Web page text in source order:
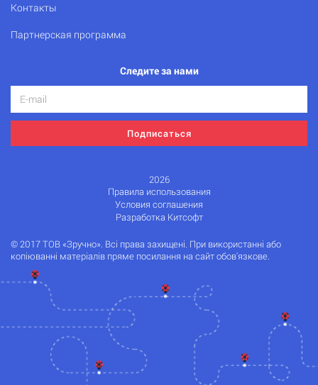
Контакты
Партнерская программа
Следите за нами
Подписаться
2026
Правила использования
Условия соглашения
Разработка Китсофт
© 2017 ТОВ «Зручно». Всі права захищені. При використанні або
копіюванні матеріалів пряме посилання на сайт обов'язкове.